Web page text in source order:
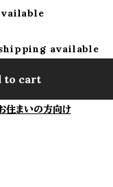
available
to cart
住まいの方向け